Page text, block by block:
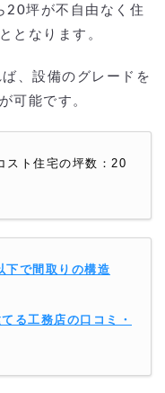
坪が不自由なく住
となります。
、設備のグレードを
可能です。
スト住宅の坪数：20
下で間取りの構造
る工務店の口コミ・